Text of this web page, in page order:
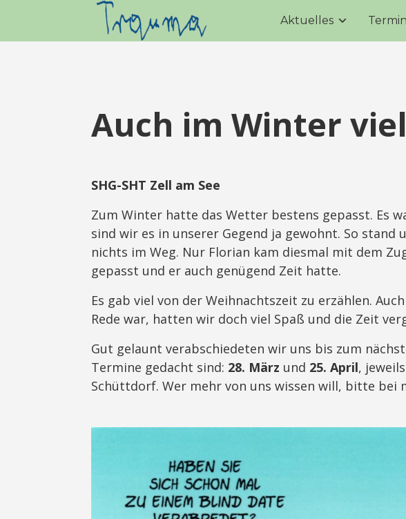
Aktuelles
Auch im Winter
SHG-SHT Zell am See
Zum Winter hatte das Wetter bestens gepasst. Es
sind wir es in unserer Gegend ja gewohnt. So stand
nichts im Weg. Nur Florian kam diesmal mit dem
gepasst und er auch genügend Zeit hatte.
Es gab viel von der Weihnachtszeit zu erzählen.
Rede war, hatten wir doch viel Spaß und die Zeit
Gut gelaunt verabschiedeten wir uns bis zum
Termine gedacht sind: 28. März und 25. April,
Schüttdorf. Wer mehr von uns wissen will, bitte bei